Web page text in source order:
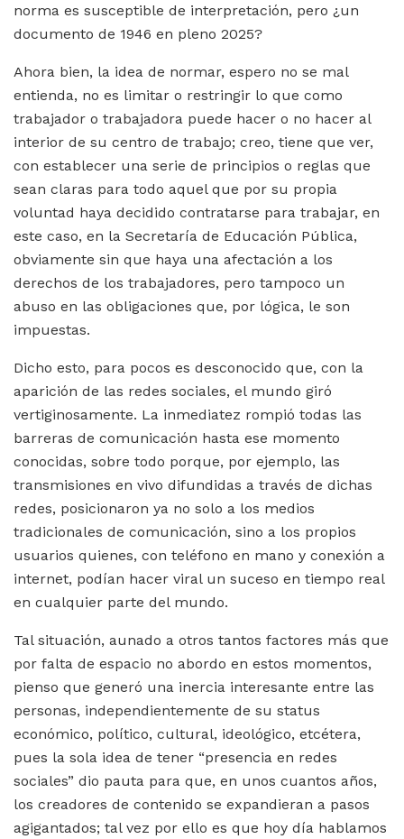
norma es susceptible de interpretación, pero ¿un
documento de 1946 en pleno 2025?
Ahora bien, la idea de normar, espero no se mal
entienda, no es limitar o restringir lo que como
trabajador o trabajadora puede hacer o no hacer al
interior de su centro de trabajo; creo, tiene que ver,
con establecer una serie de principios o reglas que
sean claras para todo aquel que por su propia
voluntad haya decidido contratarse para trabajar, en
este caso, en la Secretaría de Educación Pública,
obviamente sin que haya una afectación a los
derechos de los trabajadores, pero tampoco un
abuso en las obligaciones que, por lógica, le son
impuestas.
Dicho esto, para pocos es desconocido que, con la
aparición de las redes sociales, el mundo giró
vertiginosamente. La inmediatez rompió todas las
barreras de comunicación hasta ese momento
conocidas, sobre todo porque, por ejemplo, las
transmisiones en vivo difundidas a través de dichas
redes, posicionaron ya no solo a los medios
tradicionales de comunicación, sino a los propios
usuarios quienes, con teléfono en mano y conexión a
internet, podían hacer viral un suceso en tiempo real
en cualquier parte del mundo.
Tal situación, aunado a otros tantos factores más que
por falta de espacio no abordo en estos momentos,
pienso que generó una inercia interesante entre las
personas, independientemente de su status
económico, político, cultural, ideológico, etcétera,
pues la sola idea de tener “presencia en redes
sociales” dio pauta para que, en unos cuantos años,
los creadores de contenido se expandieran a pasos
agigantados; tal vez por ello es que hoy día hablamos